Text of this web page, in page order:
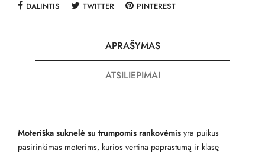
DALINTIS TWITTER PINTEREST
APRAŠYMAS
ATSILIEPIMAI
Moteriška suknelė su trumpomis rankovėmis yra puikus
pasirinkimas moterims, kurios vertina paprastumą ir klasę